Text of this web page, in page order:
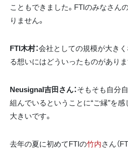
こともできました。FTIのみなさん
りません。
FTI木村：会社としての規模が大き
る想いにはどういったものがありま
Neusignal吉田さん：そもそも自分
組んでいるということに“ご縁”を
大きいです。
去年の夏に初めてFTIの竹内さん（